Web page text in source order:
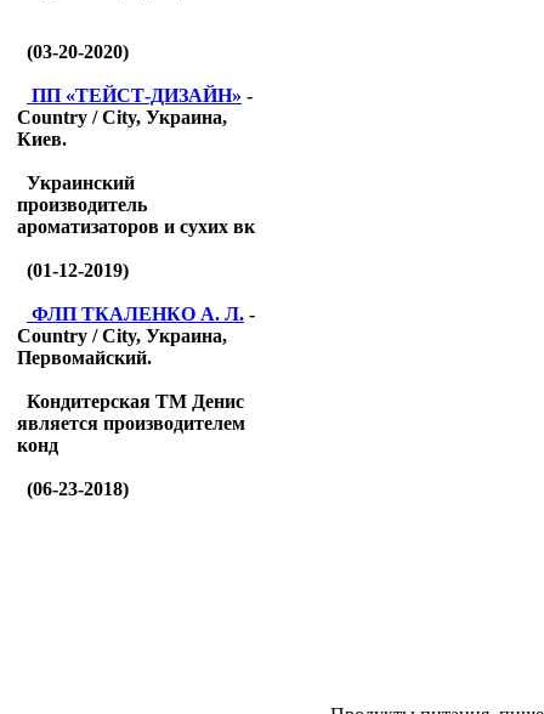
(03-20-2020)
ПП «ТЕЙСТ-ДИЗАЙН» -
Country / City, Украина,
Киев.
Украинский
производитель
ароматизаторов и сухих вк
(01-12-2019)
ФЛП ТКАЛЕНКО А. Л. -
Country / City, Украина,
Первомайский.
Кондитерская ТМ Денис
является производителем
конд
(06-23-2018)